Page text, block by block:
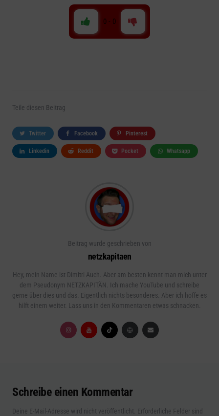
0 - 0
Teile diesen Beitrag
Twitter Facebook Pinterest
Linkedin Reddit Pocket Whatsapp
Beitrag wurde geschrieben von
netzkapitaen
Hey, mein Name ist Dimitri Auch. Aber am besten kennt man mich unter
dem Pseudonym NETZKAPITÄN. Ich mache YouTube und schreibe
gerne über dies und das. Eigentlich nichts besonderes. Aber ich hoffe es
hilft einem weiter. Lass uns in den Kommentaren etwas schnacken.
Schreibe einen Kommentar
Deine E-Mail-Adresse wird nicht veröffentlicht. Erforderliche Felder sind